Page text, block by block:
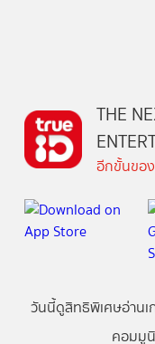
THE
อีกขั้นขอ
วันนี้ดูสิทธิพิเศษอ่าน
คอมมู